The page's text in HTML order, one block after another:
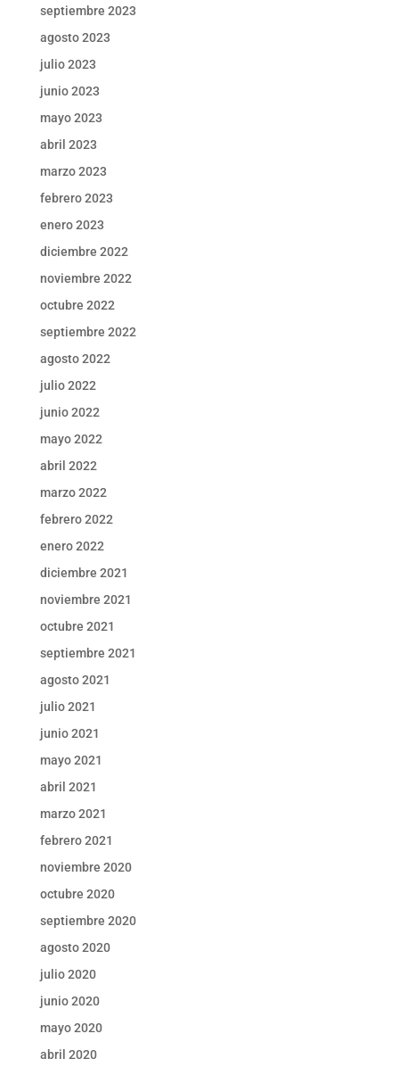
septiembre 2023
agosto 2023
julio 2023
junio 2023
mayo 2023
abril 2023
marzo 2023
febrero 2023
enero 2023
diciembre 2022
noviembre 2022
octubre 2022
septiembre 2022
agosto 2022
julio 2022
junio 2022
mayo 2022
abril 2022
marzo 2022
febrero 2022
enero 2022
diciembre 2021
noviembre 2021
octubre 2021
septiembre 2021
agosto 2021
julio 2021
junio 2021
mayo 2021
abril 2021
marzo 2021
febrero 2021
noviembre 2020
octubre 2020
septiembre 2020
agosto 2020
julio 2020
junio 2020
mayo 2020
abril 2020